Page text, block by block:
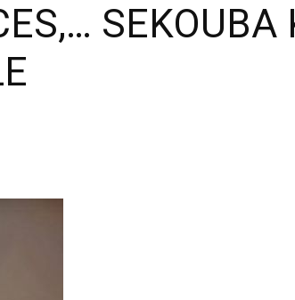
SEKOUBA